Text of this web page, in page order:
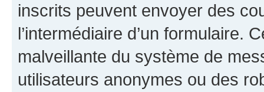
inscrits peuvent envoyer des
l’intermédiaire d’un formulaire.
malveillante du système de
utilisateurs anonymes ou des